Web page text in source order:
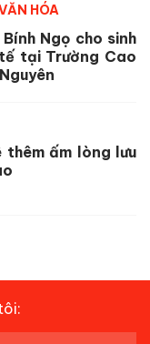
HÓA
Ngọ cho sinh
tại Trường Cao
thêm ấm lòng lưu